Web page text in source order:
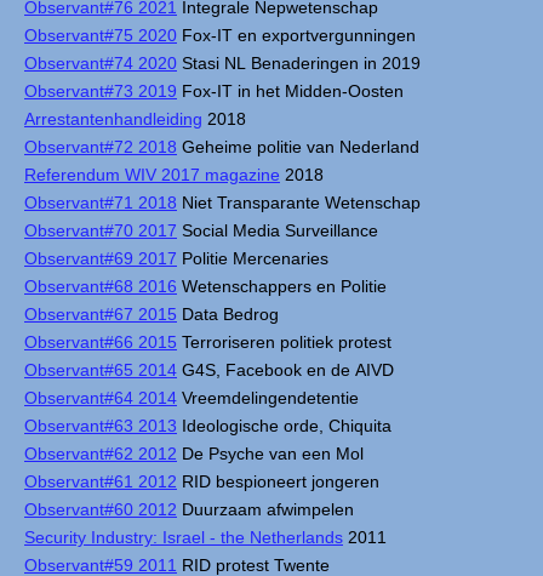
Observant#76 2021 Integrale Nepwetenschap
Observant#75 2020 Fox-IT en exportvergunningen
Observant#74 2020 Stasi NL Benaderingen in 2019
Observant#73 2019 Fox-IT in het Midden-Oosten
Arrestantenhandleiding 2018
Observant#72 2018 Geheime politie van Nederland
Referendum WIV 2017 magazine 2018
Observant#71 2018 Niet Transparante Wetenschap
Observant#70 2017 Social Media Surveillance
Observant#69 2017 Politie Mercenaries
Observant#68 2016 Wetenschappers en Politie
Observant#67 2015 Data Bedrog
Observant#66 2015 Terroriseren politiek protest
Observant#65 2014 G4S, Facebook en de AIVD
Observant#64 2014 Vreemdelingendetentie
Observant#63 2013 Ideologische orde, Chiquita
Observant#62 2012 De Psyche van een Mol
Observant#61 2012 RID bespioneert jongeren
Observant#60 2012 Duurzaam afwimpelen
Security Industry: Israel - the Netherlands 2011
Observant#59 2011 RID protest Twente